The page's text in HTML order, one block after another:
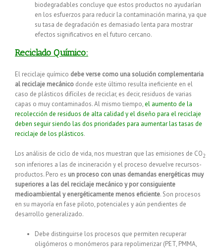
biodegradables concluye que estos productos no ayudarían
en los esfuerzos para reducir la contaminación marina, ya que
su tasa de degradación es demasiado lenta para mostrar
efectos significativos en el futuro cercano.
Reciclado Químico:
El reciclaje químico debe verse como una solución complementaria
al reciclaje mecánico donde este último resulta ineficiente en el
caso de plásticos difíciles de reciclar, es decir, residuos de varias
capas o muy contaminados. Al mismo tiempo,el aumento de la
recolección de residuos de alta calidad y el diseño para el reciclaje
deben seguir siendo las dos prioridades para aumentar las tasas de
reciclaje de los plásticos.
Los análisis de ciclo de vida, nos muestran que las emisiones de CO2
son inferiores a las de incineración y el proceso devuelve recursos-
productos. Pero es un proceso con unas demandas energéticas muy
superiores a las del reciclaje mecánico y por consiguiente
medioambiental y energéticamente menos eficiente. Son procesos
en su mayoría en fase piloto, potenciales y aún pendientes de
desarrollo generalizado.
Debe distinguirse los procesos que permiten recuperar
oligómeros o monómeros para repolimerizar (PET, PMMA,